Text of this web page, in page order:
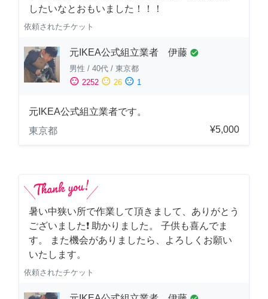
したいなとおもいました！！！
依頼されたチケット
元IKEA公式組立業者 伊藤 check_circle
男性 / 40代 / 東京都
sentiment_satisfied 2252 sentiment_neutral 26 sentiment_dissatisfied 1
元IKEA公式組立業者です。
東京都
¥5,000
暑い中狭い所で作業して頂きまして、ありがとう
ございました❗️ 助かりました。 子供も喜んでま
す。 また機会がありましたら、よろしくお願い
いたします。
依頼されたチケット